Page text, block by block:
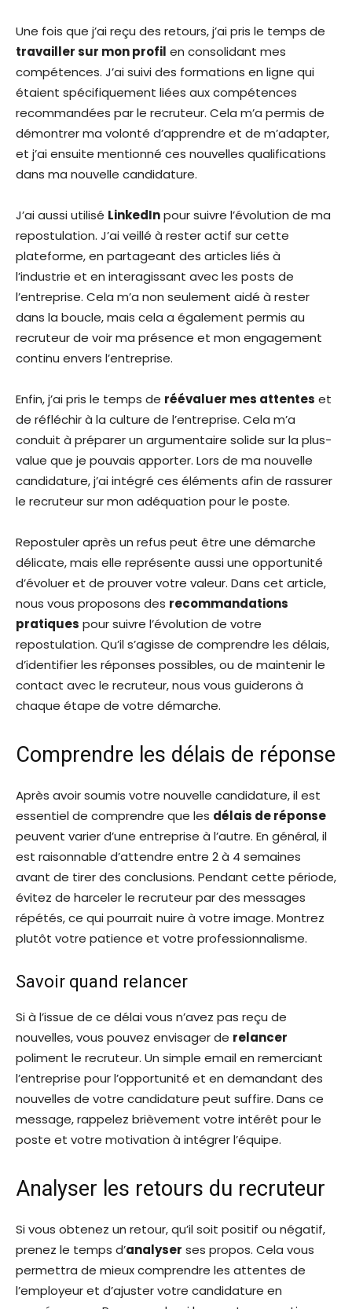
Une fois que j’ai reçu des retours, j’ai pris le temps de
travailler sur mon profil en consolidant mes
compétences. J’ai suivi des formations en ligne qui
étaient spécifiquement liées aux compétences
recommandées par le recruteur. Cela m’a permis de
démontrer ma volonté d’apprendre et de m’adapter,
et j’ai ensuite mentionné ces nouvelles qualifications
dans ma nouvelle candidature.
J’ai aussi utilisé LinkedInpour suivre l’évolution de ma
repostulation. J’ai veillé à rester actif sur cette
plateforme, en partageant des articles liés à
l’industrie et en interagissant avec les posts de
l’entreprise. Cela m’a non seulement aidé à rester
dans la boucle, mais cela a également permis au
recruteur de voir ma présence et mon engagement
continu envers l’entreprise.
Enfin, j’ai pris le temps de réévaluer mes attentes et
de réfléchir à la culture de l’entreprise. Cela m’a
conduit à préparer un argumentaire solide sur la plus-
value que je pouvais apporter. Lors de ma nouvelle
candidature, j’ai intégré ces éléments afin de rassurer
le recruteur sur mon adéquation pour le poste.
Repostuler après un refus peut être une démarche
délicate, mais elle représente aussi une opportunité
d’évoluer et de prouver votre valeur. Dans cet article,
nous vous proposons des recommandations
pratiques pour suivre l’évolution de votre
repostulation. Qu’il s’agisse de comprendre les délais,
d’identifier les réponses possibles, ou de maintenir le
contact avec le recruteur, nous vous guiderons à
chaque étape de votre démarche.
Comprendre les délais de réponse
Après avoir soumis votre nouvelle candidature, il est
essentiel de comprendre que les délais de réponse
peuvent varier d’une entreprise à l’autre. En général, il
est raisonnable d’attendre entre 2 à 4 semaines
avant de tirer des conclusions. Pendant cette période,
évitez de harceler le recruteur par des messages
répétés, ce qui pourrait nuire à votre image. Montrez
plutôt votre patience et votre professionnalisme.
Savoir quand relancer
Si à l’issue de ce délai vous n’avez pas reçu de
nouvelles, vous pouvez envisager de relancer
poliment le recruteur. Un simple email en remerciant
l’entreprise pour l’opportunité et en demandant des
nouvelles de votre candidature peut suffire. Dans ce
message, rappelez brièvement votre intérêt pour le
poste et votre motivation à intégrer l’équipe.
Analyser les retours du recruteur
Si vous obtenez un retour, qu’il soit positif ou négatif,
prenez le temps d’analyser ses propos. Cela vous
permettra de mieux comprendre les attentes de
l’employeur et d’ajuster votre candidature en